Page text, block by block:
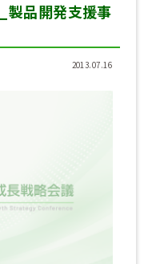
製品開発支援事
2013.07.16